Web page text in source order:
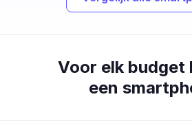
Voor elk budget
een